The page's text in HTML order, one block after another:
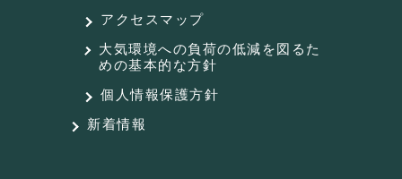
アクセスマップ
大気環境への負荷の低減を図るた
めの基本的な方針
個人情報保護方針
新着情報